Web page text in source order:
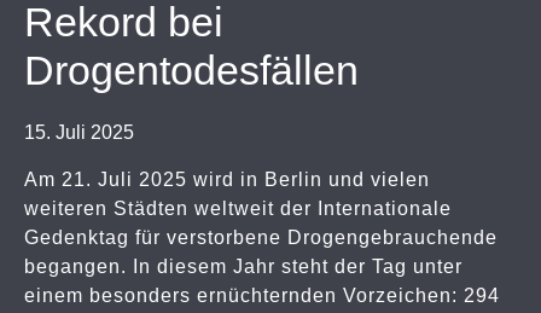
Rekord bei
Drogentodesfällen
15. Juli 2025
Am 21. Juli 2025 wird in Berlin und vielen
weiteren Städten weltweit der Internationale
Gedenktag für verstorbene Drogengebrauchende
begangen. In diesem Jahr steht der Tag unter
einem besonders ernüchternden Vorzeichen: 294